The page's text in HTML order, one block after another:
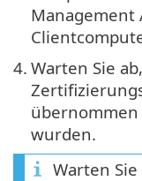
Management
4. Warten Sie
wurden.
Warten